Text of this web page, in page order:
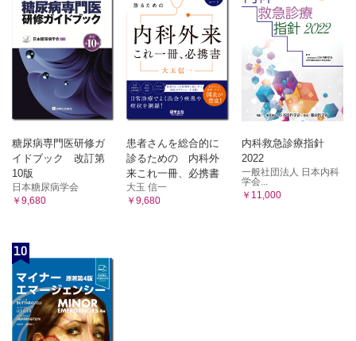
糖尿病専門医研修ガ
イドブック 改訂第
10版
日本糖尿病学会
￥9,680
患者さんを総合的に
診るための 内科外
来これ一冊、必携書
大玉 信一
￥9,680
内科救急診療指針
2022
一般社団法人 日本内科
学会...
￥11,000
10